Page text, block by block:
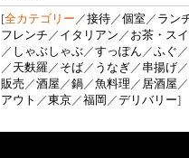
[全カテゴリー ／接待／個室／ ラン
フレンチ ／ イタリアン ／ お茶・ス
／ しゃぶしゃぶ／すっぽん ／ふぐ ／
／ 天麩羅／ そば／ うなぎ／ 串揚げ／
販売 ／酒屋 ／鍋／魚料理 ／ 居酒屋 ／
アウト ／東京／福岡 ／デリバリー]